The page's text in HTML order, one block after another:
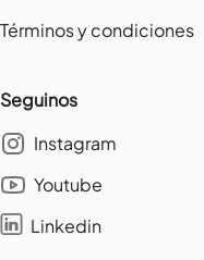
Términos y condiciones
Seguinos
Instagram
Youtube
Linkedin